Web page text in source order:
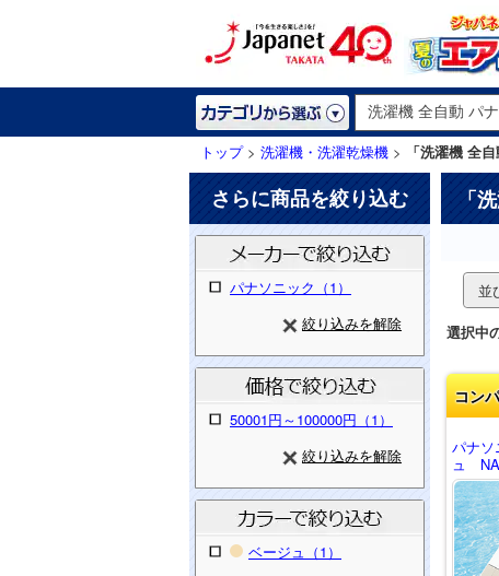
トップ> 洗濯機・洗濯乾燥機 > 「洗濯機 全
さらに商品を絞り込む
パナソニック（1）
絞り込みを解除
50001円～100000円（1）
絞り込みを解除
ベージュ（1）
「
並
選択中
コン
パナ
ュ